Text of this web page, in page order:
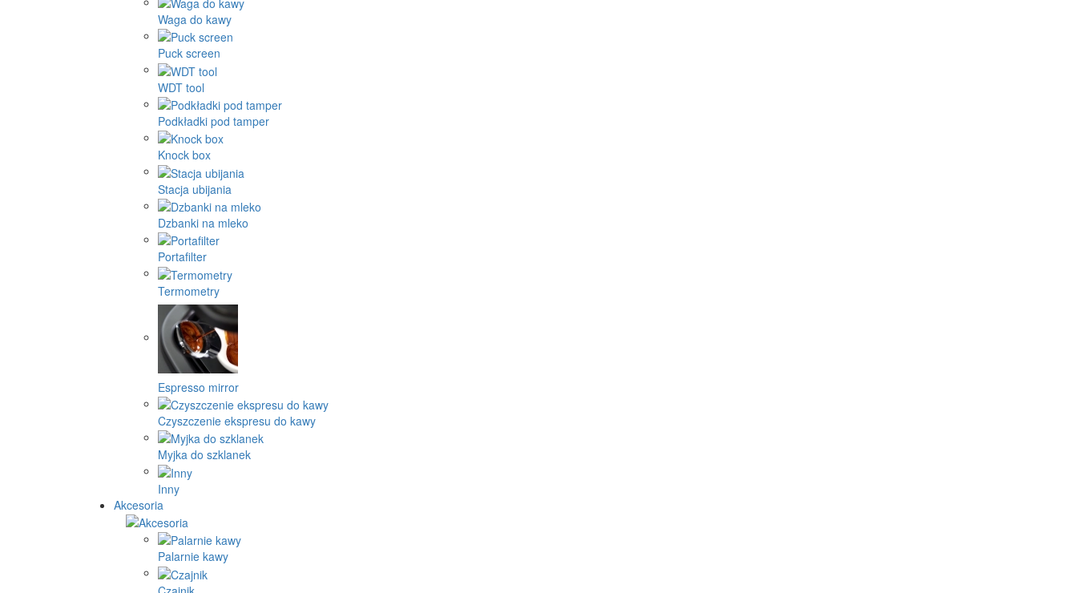
Waga do kawy
Puck screen
WDT tool
Podkładki pod tamper
Knock box
Stacja ubijania
Dzbanki na mleko
Portafilter
Termometry
Espresso mirror
Czyszczenie ekspresu do kawy
Myjka do szklanek
Inny
Akcesoria
Palarnie kawy